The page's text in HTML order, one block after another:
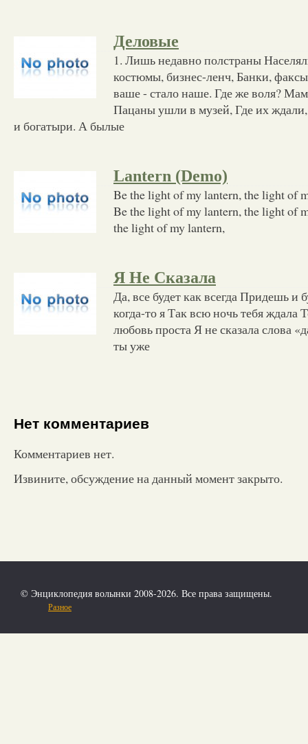
Деловые
1. Лишь недавно полстраны
костюмы, бизнес-ленч, Банки,
ваше - стало наше. Где же воля?
Пацаны ушли в музей, Где их
и богатыри. А былые
Lantern (Demo)
Be the light of my lantern, the light of
Be the light of my lantern, the light of
the light of my lantern,
Я Не Сказала
Да, все будет как всегда Придешь и
когда-то я Так всю ночь тебя ждала
любовь проста Я не сказала слова
ты уже
Нет комментариев
Комментариев нет.
Извините, обсуждение на данный момент закрыто.
© Энциклопедия волынки 2008-2026. Все права защищены.
Разное